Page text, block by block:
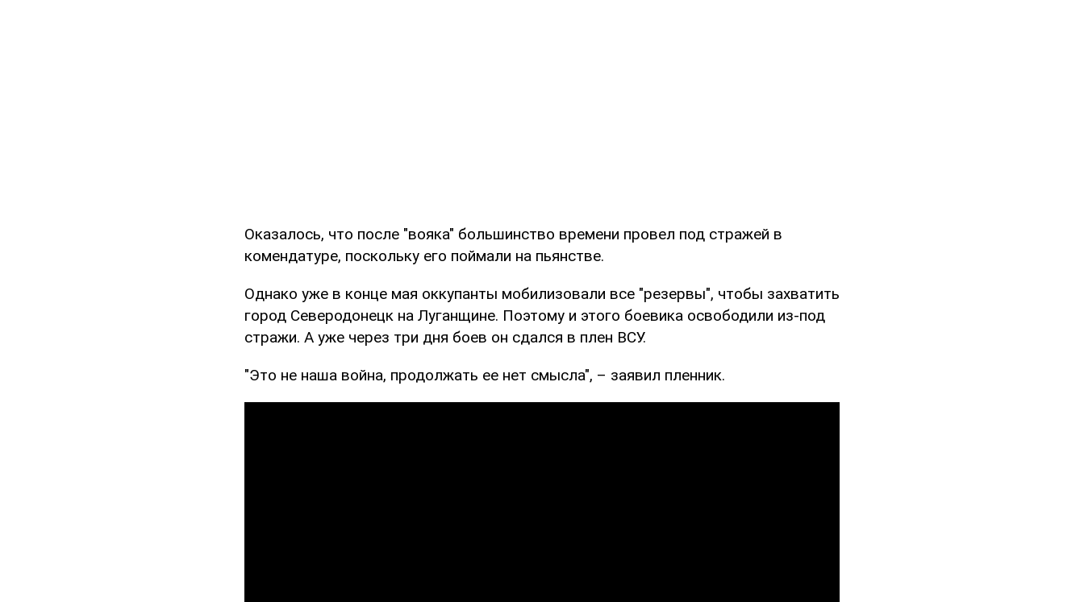
Оказалось, что после "вояка" большинство времени провел под стражей в
комендатуре, поскольку его поймали на пьянстве.
Однако уже в конце мая оккупанты мобилизовали все "резервы", чтобы захватить
город Северодонецк на Луганщине. Поэтому и этого боевика освободили из-под
стражи. А уже через три дня боев он сдался в плен ВСУ.
"Это не наша война, продолжать ее нет смысла", – заявил пленник.